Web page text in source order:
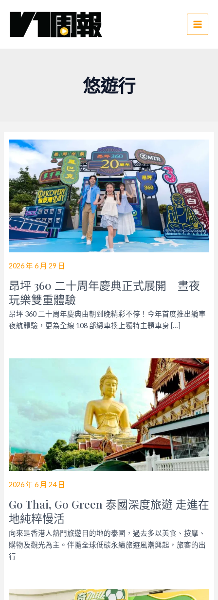
Main
悠遊行
2026 年 6 月 29 日
昂坪 360 二十周年慶典正式展開 晝夜
玩樂雙重體驗
昂坪 360 二十周年慶典由朝到晚精彩不停！今年首度推出纜車
夜航體驗，更為全線 108 部纜車換上獨特主題車身 […]
2026 年 6 月 24 日
Go Thai, Go Green 泰國深度旅遊 走進在
地純粹慢活
向來是香港人熱門旅遊目的地的泰國，過去多以美食、按摩、
購物及觀光為主。伴隨全球低碳永續旅遊風潮興起，旅客的出
行